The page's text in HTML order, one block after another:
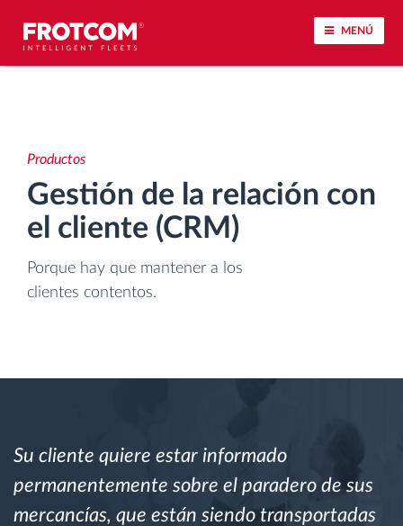
MENÚ
Análisis de la conducta en la conducción
Seguimiento del tiempo de conducción
Descarga remota del tacógrafo
Planificación y seguimiento de rutas
Identificación automática del conductor
Productos
Gestión de la relación con
el cliente (CRM)
Porque hay que mantener a los
clientes contentos.
Su cliente quiere estar informado
permanentemente sobre el paradero de sus
mercancías, que están siendo transportadas